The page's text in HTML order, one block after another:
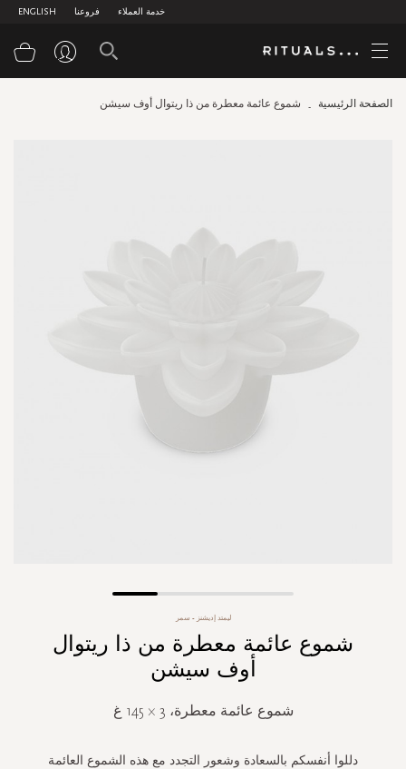
ENGLISH فروعنا خدمة العملاء
الصفحة الرئيسية شموع عائمة معطرة من ذا ريتوال أوف سيشن
ليمتد إديشنز - سمر
شموع عائمة معطرة من ذا ريتوال
أوف سيشن
شموع عائمة معطرة، 3 × 145 غ
دللوا أنفسكم بالسعادة وشعور التجدد مع هذه الشموع العائمة